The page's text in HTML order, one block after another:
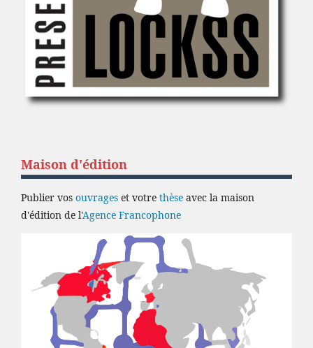
Maison d'édition
Publier vos ouvrages et votre thèse avec la maison
d'édition de l'Agence Francophone